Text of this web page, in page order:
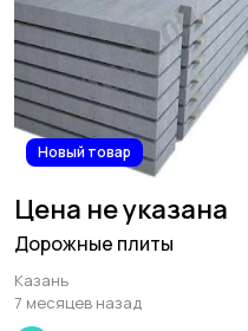
Новый товар
Цена не указана
Дорожные плиты
Казань
7 месяцев назад